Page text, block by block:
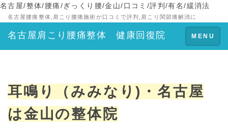
名古屋/整体/腰痛/ぎっくり腰/金山/口コミ/評判/有名/緩消法
名古屋腰痛整体,肩こり腰痛施術が口コミで評判,肩こり関節痛解消に
Toggle
navigation
MENU
名古屋肩こり腰痛整体 健康回復院
耳鳴り（みみなり)・名古屋
は金山の整体院